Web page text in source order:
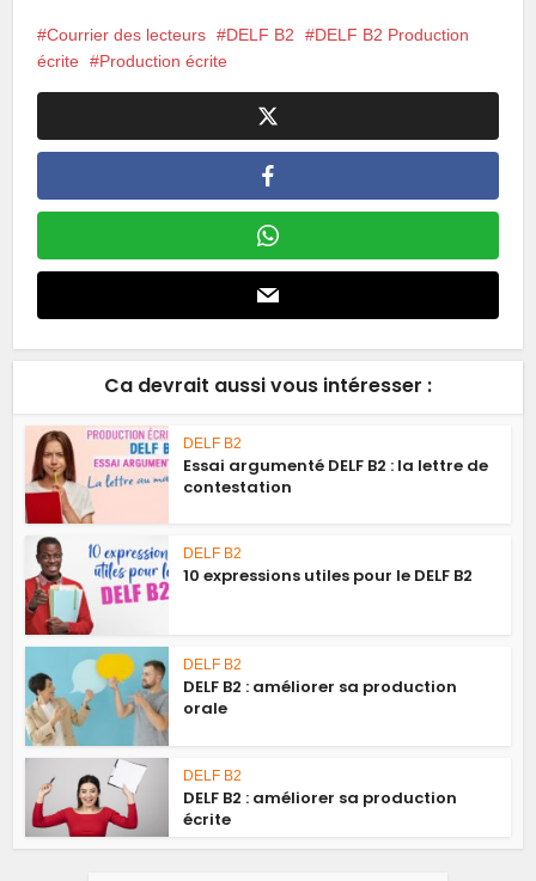
Courrier des lecteurs DELF B2
DELF B2 Production
écrite
Production écrite
Ca devrait aussi vous intéresser :
DELF B2
Essai argumenté DELF B2 : la lettre de
contestation
DELF B2
10 expressions utiles pour le DELF B2
DELF B2
DELF B2 : améliorer sa production
orale
DELF B2
DELF B2 : améliorer sa production
écrite